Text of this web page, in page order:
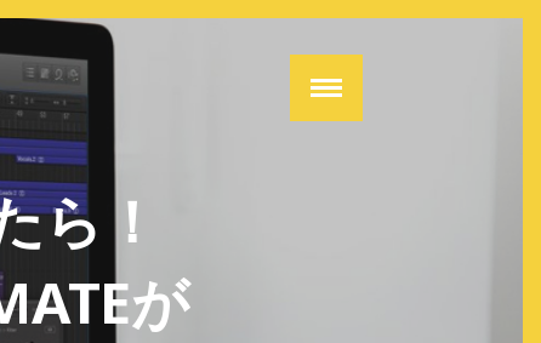
ら！
が